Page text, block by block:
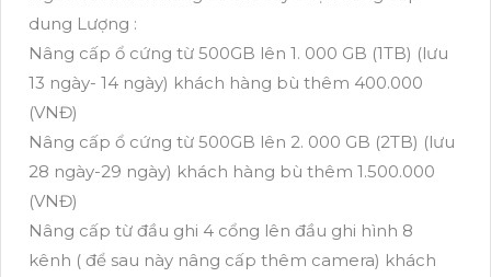
dung Lượng :
Nâng cấp ổ cứng từ 500GB lên 1. 000 GB (1TB) (lưu
13 ngày- 14 ngày) khách hàng bù thêm 400.000
(VNĐ)
Nâng cấp ổ cứng từ 500GB lên 2. 000 GB (2TB) (lưu
28 ngày-29 ngày) khách hàng bù thêm 1.500.000
(VNĐ)
Nâng cấp từ đầu ghi 4 cổng lên đầu ghi hình 8
kênh ( để sau này nâng cấp thêm camera) khách